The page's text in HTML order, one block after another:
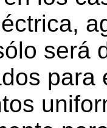
será
para